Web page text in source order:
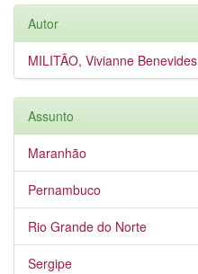
Autor
MILITÃO, Vivianne Benevides
Assunto
Maranhão
Pernambuco
Rio Grande do Norte
Sergipe